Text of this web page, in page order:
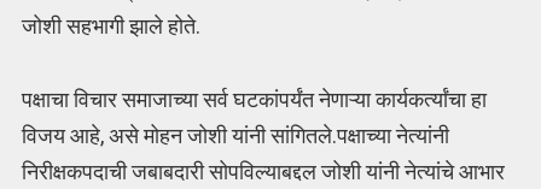
जोशी सहभागी झाले होते.
पक्षाचा विचार समाजाच्या सर्व घटकांपर्यंत नेणाऱ्या कार्यकर्त्यांचा हा
विजय आहे, असे मोहन जोशी यांनी सांगितले.पक्षाच्या नेत्यांनी
निरीक्षकपदाची जबाबदारी सोपविल्याबद्दल जोशी यांनी नेत्यांचे आभार